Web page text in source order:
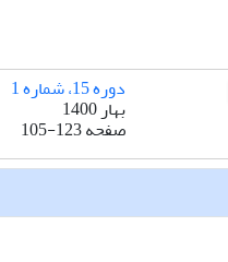
دوره 15، شماره 1
بهار 1400
صفحه105-123